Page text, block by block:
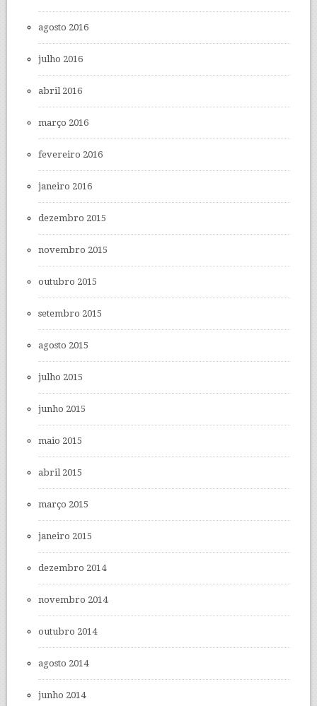
agosto 2016
julho 2016
abril 2016
março 2016
fevereiro 2016
janeiro 2016
dezembro 2015
novembro 2015
outubro 2015
setembro 2015
agosto 2015
julho 2015
junho 2015
maio 2015
abril 2015
março 2015
janeiro 2015
dezembro 2014
novembro 2014
outubro 2014
agosto 2014
junho 2014